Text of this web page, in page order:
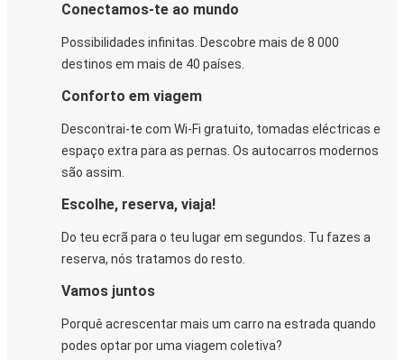
Conectamos-te ao mundo
Possibilidades infinitas. Descobre mais de 8 000
destinos em mais de 40 países.
Conforto em viagem
Descontrai-te com Wi-Fi gratuito, tomadas eléctricas e
espaço extra para as pernas. Os autocarros modernos
são assim.
Escolhe, reserva, viaja!
Do teu ecrã para o teu lugar em segundos. Tu fazes a
reserva, nós tratamos do resto.
Vamos juntos
Porquê acrescentar mais um carro na estrada quando
podes optar por uma viagem coletiva?